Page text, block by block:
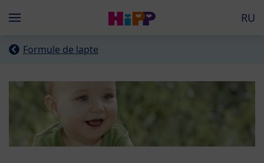
Menü RU
Formule de lapte